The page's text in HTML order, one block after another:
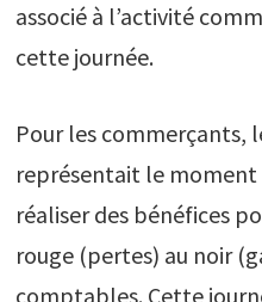
associé à l’activité
cette journée.
Pour les commerçants,
représentait le moment
réaliser des bénéfices
rouge (pertes) au noir
comptables. Cette